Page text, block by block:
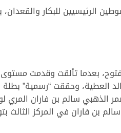
الرئيسيين للبكار
بعدما تألقت وقدمت
العطية، وحققت “رسمية”
المضمر الذهبي سالم بن فاران